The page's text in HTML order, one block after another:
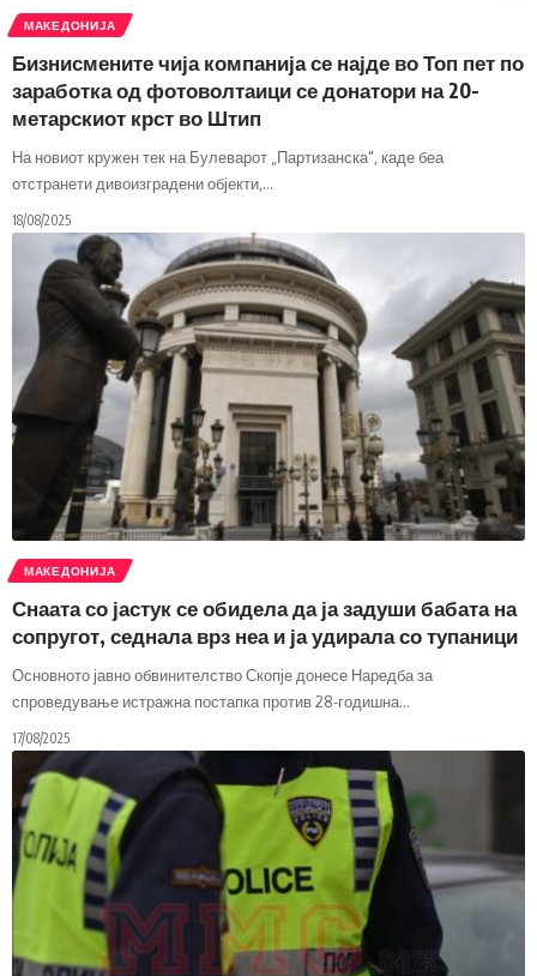
МАКЕДОНИЈА
Бизнисмените чија компанија се најде во Топ пет по
заработка од фотоволтаици се донатори на 20-
метарскиот крст во Штип
На новиот кружен тек на Булеварот „Партизанска", каде беа
отстранети дивоизградени објекти, …
18/08/2025
МАКЕДОНИЈА
Снаата со јастук се обидела да ја задуши бабата на
сопругот, седнала врз неа и ја удирала со тупаници
Основното јавно обвинителство Скопје донесе Наредба за
спроведување истражна постапка против 28-годишна…
17/08/2025